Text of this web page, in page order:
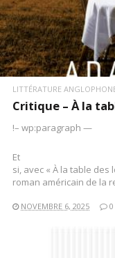
LITTÉRATURE
Critique – À la
!– wp:paragraph —
Et
si, avec « À la table des
roman américain de la
NOVEMBRE 6, 2025 0